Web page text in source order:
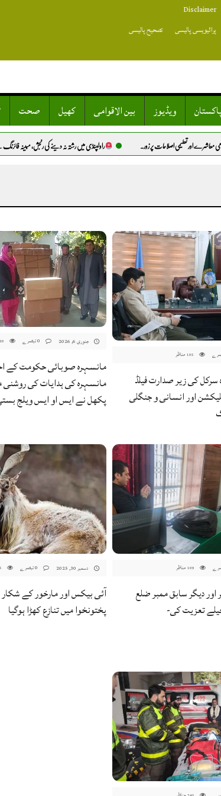
Disclaimer
پرائیویسی پالیسی
تصحیح پالیسی
ویڈیوز بین الاقوامی کھیل صحت
اصلاحات پر زور. راولپنڈی میں رشتہ نہ دینے کی رنجش، مبینہ فائرنگ سے دو سگی
105 مناظر
سرکل کی زیر صدارت فیلڈ
اور انسانی و جنگلی
جنوری 6, 2026
مانسہرہ صوبائی حکومت کے
مانسہرہ کی ہدایات کی
پکھل نے ایس او ایس ویلج
109 مناظر
دیگر سابق ممبر ضلع
تعزیت کی-
دسمبر 30, 2025
آئی بیکس اور مارخور کے شکار
پختونخوا میں تنازع کھڑا ہوگیا